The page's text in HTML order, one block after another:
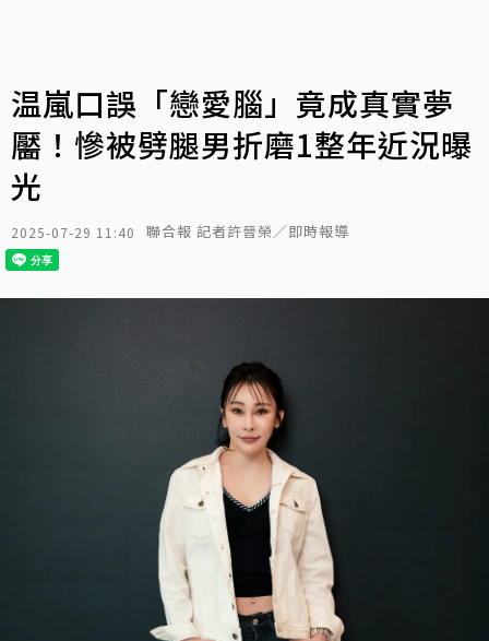
温嵐口誤「戀愛腦」竟成真實夢
靨！慘被劈腿男折磨1整年近況曝
光
2025-07-29 11:40 聯合報 記者許晉榮／即時報導